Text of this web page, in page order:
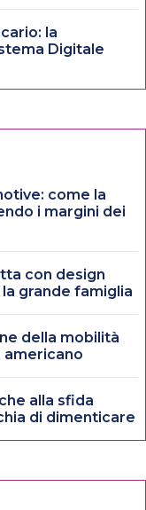
la
Digitale
come la
i margini dei
con design
grande famiglia
della mobilità
americano
alla sfida
di dimenticare